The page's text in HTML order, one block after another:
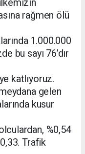
rağmen ölü
1.000.000
bu sayı 76’dır
katlıyoruz.
gelen
kusur
%0,54
Trafik